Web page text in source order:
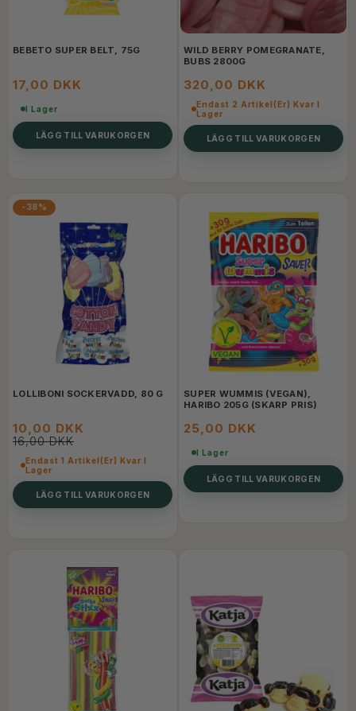
BEBETO SUPER BELT, 75G
17,00 DKK
I Lager
LÄGG TILL VARUKORGEN
WILD BERRY POMEGRANATE,
BUBS 2800G
320,00 DKK
Endast 2 Artikel(er) Kvar I
Lager
LÄGG TILL VARUKORGEN
-38%
LOLLIBONI SOCKERVADD, 80 G
10,00 DKK
16,00 DKK
Endast 1 Artikel(er) Kvar I
Lager
LÄGG TILL VARUKORGEN
SUPER WUMMIS (VEGAN),
HARIBO 205G (SKARP PRIS)
25,00 DKK
I Lager
LÄGG TILL VARUKORGEN